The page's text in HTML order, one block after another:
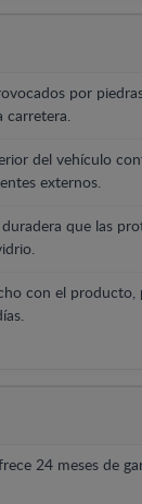
por
carretera.
del vehículo
externos.
duradera que las
con el producto,
24 meses de